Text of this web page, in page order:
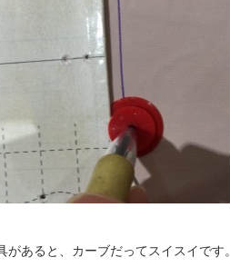
があると、カーブだってスイスイです。